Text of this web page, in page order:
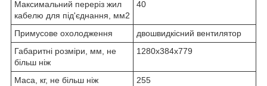
Максимальний переріз жил
кабелю для під'єднання, мм2
40
Примусове охолодження
двошвидкісний вентилятор
Габаритні розміри, мм, не
більш ніж
1280х384х779
Маса, кг, не більш ніж
255